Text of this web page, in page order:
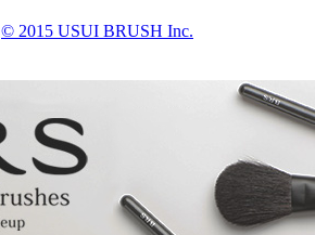
© 2015 USUI BRUSH Inc.